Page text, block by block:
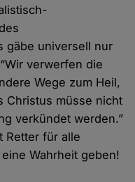
gäbe universell nur
verwerfen die
Wege zum Heil,
Christus müsse nicht
verkündet werden.”
Retter für alle
Wahrheit geben!